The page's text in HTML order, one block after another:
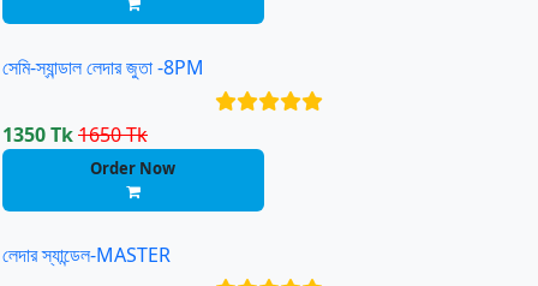
সেমি-স্যান্ডাল লেদার জুতা -8PM
1350 Tk1650 Tk
Order Now
লেদার স্যান্ডেল-MASTER